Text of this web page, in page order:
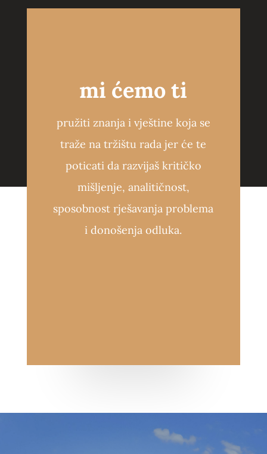
mi ćemo ti
pružiti znanja i vještine koja se
traže na tržištu rada jer će te
poticati da razvijaš kritičko
mišljenje, analitičnost,
sposobnost rješavanja problema
i donošenja odluka.